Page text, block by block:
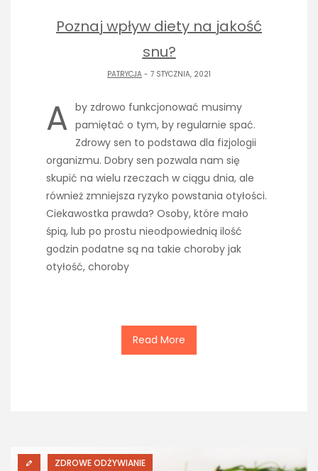
Poznaj wpływ diety na jakość
snu?
PATRYCJA - 7 STYCZNIA, 2021
A by zdrowo funkcjonować musimy
pamiętać o tym, by regularnie spać.
Zdrowy sen to podstawa dla fizjologii
organizmu. Dobry sen pozwala nam się
skupić na wielu rzeczach w ciągu dnia, ale
również zmniejsza ryzyko powstania otyłości.
Ciekawostka prawda? Osoby, które mało
śpią, lub po prostu nieodpowiednią ilość
godzin podatne są na takie choroby jak
otyłość, choroby
Read More
ZDROWE ODŻYWIANIE